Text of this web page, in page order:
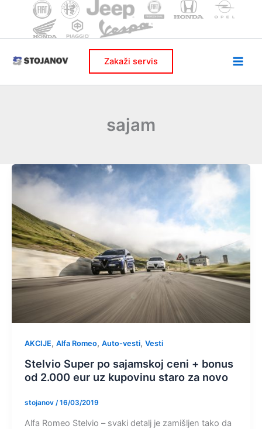
Zakaži servis
sajam
AKCIJE, Alfa Romeo, Auto-vesti, Vesti
Stelvio Super po sajamskoj ceni + bonus
od 2.000 eur uz kupovinu staro za novo
stojanov /16/03/2019
Alfa Romeo Stelvio – svaki detalj je zamišljen tako da